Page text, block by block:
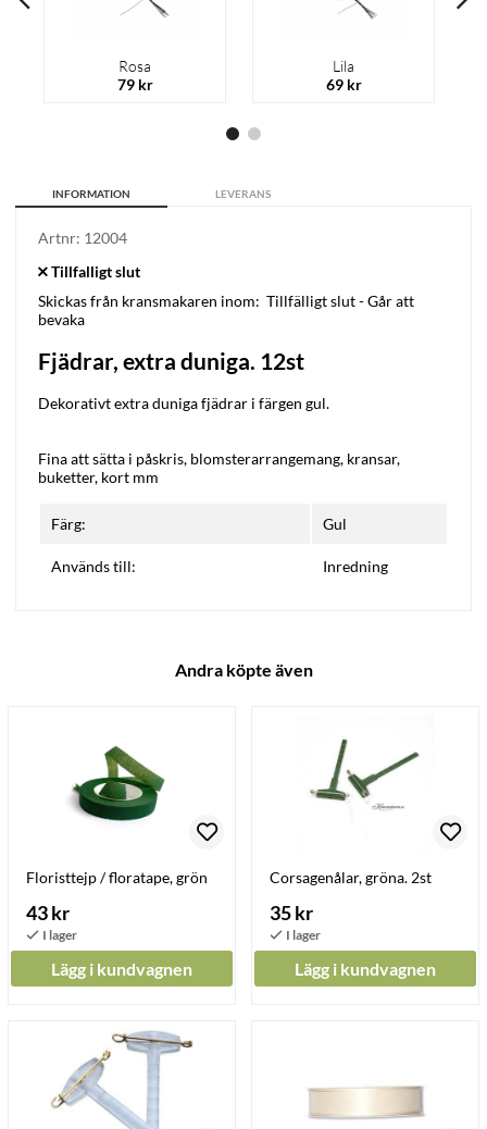
Rosa
79 kr
Lila
69 kr
INFORMATION LEVERANS
Artnr: 12004
Skickas från kransmakaren inom: Tillfälligt slut - Går att
bevaka
Fjädrar, extra duniga. 12st
Dekorativt extra duniga fjädrar i färgen gul.
Fina att sätta i påskris, blomsterarrangemang, kransar,
buketter, kort mm
Färg: Gul
Används till: Inredning
Andra köpte även
Floristtejp / floratape, grön
43 kr
Lägg i kundvagnen
Corsagenålar, gröna. 2st
35 kr
Lägg i kundvagnen